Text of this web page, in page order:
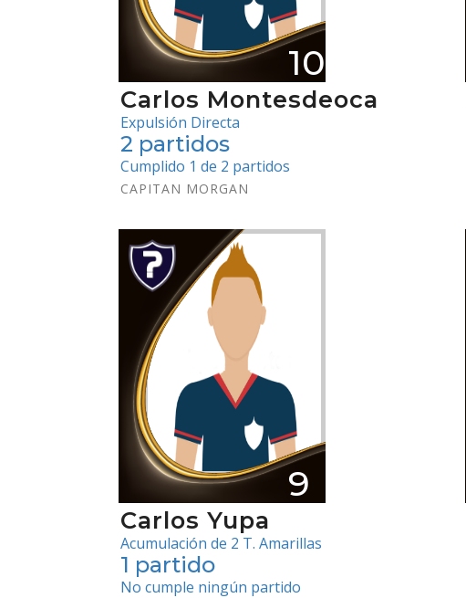
100
Carlos Montesdeoca
Expulsión Directa
2 partidos
Cumplido 1 de 2 partidos
CAPITAN MORGAN
9
Carlos Yupa
Acumulación de 2 T. Amarillas
1 partido
No cumple ningún partido